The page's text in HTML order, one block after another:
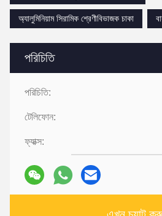
পরিচিতি
পরিচিতি:
টেলিফোন:
ফ্যাক্স:
অ্যালুমিনিয়াম সিরামিক শ্রেণীবিভাজক চাকা